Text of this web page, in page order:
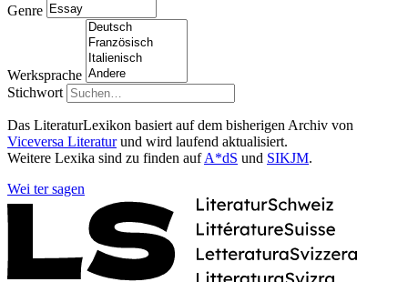
Genre
Werksprache
Stichwort
Das LiteraturLexikon basiert auf dem bisherigen Archiv von
Viceversa Literaturund wird laufend aktualisiert.
Weitere Lexika sind zu finden aufA*dS und SIKJM.
Wei ter sagen